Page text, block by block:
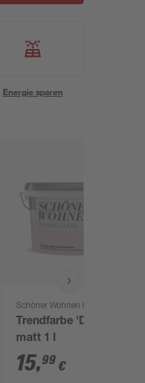
Energie sparen
Schöner Wohnen Farbe
Trendfarbe 'Donut' lila
matt 1 l
15,99 €